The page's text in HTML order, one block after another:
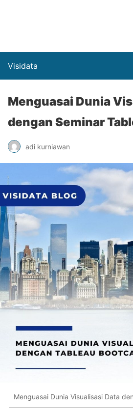
Visidata
Menguasai Dunia
dengan Seminar
adi kurniawan
Menguasai Dunia Visualisasi Data